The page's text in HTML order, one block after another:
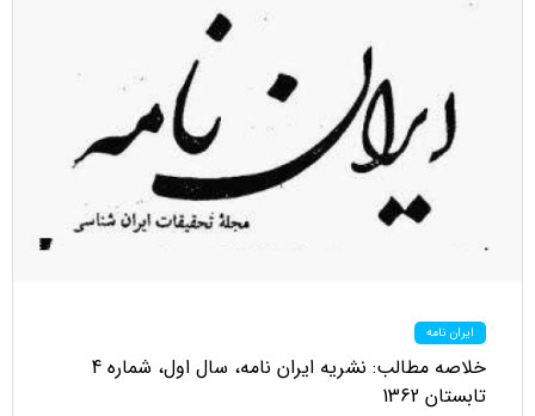
ایران نامه
خلاصه مطالب: نشریه ایران نامه، سال اول، شماره 4
تابستان 1362